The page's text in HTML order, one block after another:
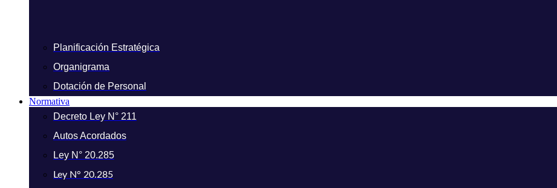
Planificación Estratégica
Organigrama
Dotación de Personal
Normativa
Decreto Ley N° 211
Autos Acordados
Ley N° 20.285
Ley N° 20.285